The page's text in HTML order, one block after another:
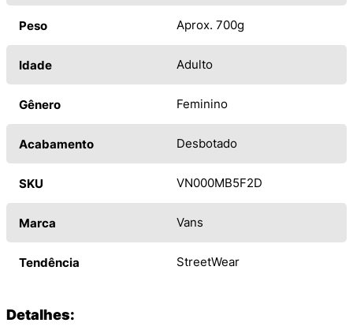
Peso Aprox. 700g
Idade Adulto
Gênero Feminino
Acabamento Desbotado
SKU VN000MB5F2D
Marca Vans
Tendência StreetWear
Detalhes: